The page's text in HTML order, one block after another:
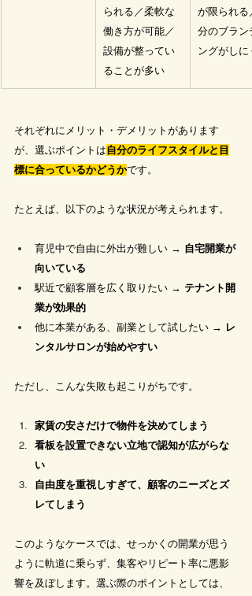
られる／柔軟な
働き方が可能／
設備が整ってい
ることが多い
が限られる
分のブラン
ングがしに
それぞれにメリット・デメリットがあります
が、選ぶポイントは自分のライフスタイルと目
標に合っているかどうかです。
たとえば、以下のような状況が考えられます。
育児中で自由に外出が難しい → 自宅開業が
向いている
駅近で顧客層を広く取りたい → テナント開
業が効果的
他に本業がある、副業として試したい → レ
ンタルサロンが始めやすい
ただし、こんな失敗も起こりがちです。
家賃の安さだけで物件を決めてしまう
看板を設置できない立地で認知が広がらな
い
自由度を重視しすぎて、顧客のニーズとズ
レてしまう
このようなケースでは、せっかくの開業が思う
ように軌道に乗らず、集客やリピート率に悪影
響を及ぼします。選ぶ際のポイントとしては、